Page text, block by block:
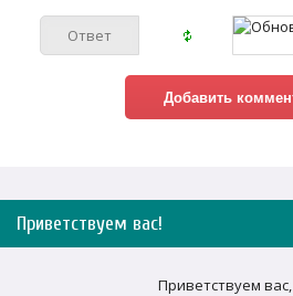
Приветствуем вас!
Приветствуем вас,